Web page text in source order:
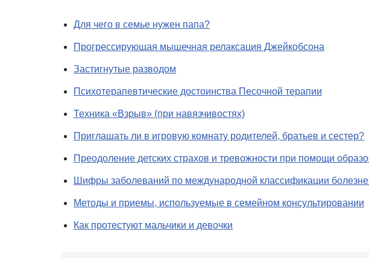
Для чего в семье нужен папа?
Прогрессирующая мышечная релаксация Джейкобсона
Застигнутые разводом
Психотерапевтические достоинства Песочной терапии
Техника «Взрыв» (при навязчивостях)
Приглашать ли в игровую комнату родителей, братьев и сестер?
Преодоление детских страхов и тревожности при помощи
Шифры заболеваний по международной классификации
Методы и приемы, используемые в семейном консультировании
Как протестуют мальчики и девочки